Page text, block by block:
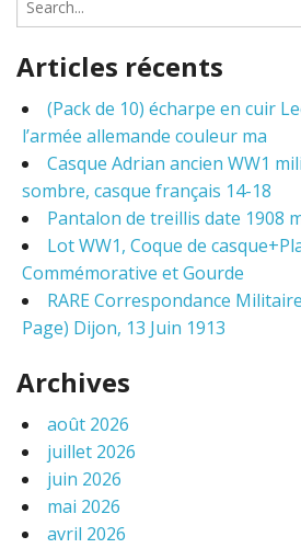
e
r
h
o
Articles récents
(Pack de 10) écharpe en cuir
l’armée allemande couleur ma
Casque Adrian ancien WW1
sombre, casque français 14-18
Pantalon de treillis date 1908
Lot WW1, Coque de
Commémorative et Gourde
RARE Correspondance
Page) Dijon, 13 Juin 1913
Archives
août 2026
juillet 2026
juin 2026
mai 2026
avril 2026